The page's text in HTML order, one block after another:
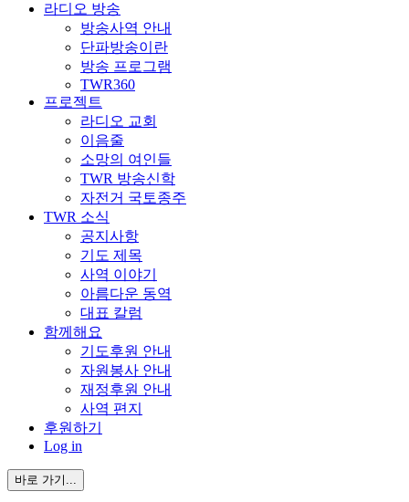
라디오 방송
방송사역 안내
단파방송이란
방송 프로그램
TWR360
프로젝트
라디오 교회
이음줄
소망의 여인들
TWR 방송신학
자전거 국토종주
TWR 소식
공지사항
기도 제목
사역 이야기
아름다운 동역
대표 칼럼
함께해요
기도후원 안내
자원봉사 안내
재정후원 안내
사역 편지
후원하기
Log in
바로 가기...